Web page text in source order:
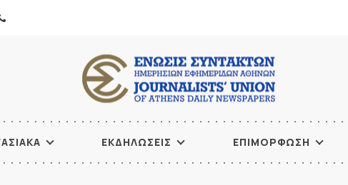
ΕΚΔΗΛΩΣΕΙΣ ΕΠΙΜΟΡΦΩΣΗ